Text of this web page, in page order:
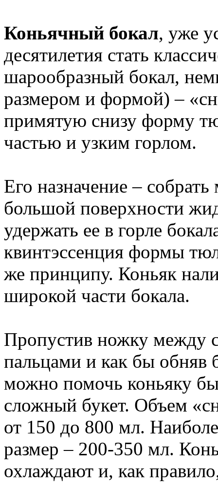
Коньячный бокал, уже
десятилетия стать
шарообразный бокал,
размером и формой) –
примятую снизу форму
частью и узким горлом.
Его назначение –
большой поверхности
удержать ее в горле
квинтэссенция формы
же принципу. Коньяк
широкой части бокала.
Пропустив ножку между
пальцами и как бы обняв
можно помочь коньяку
сложный букет. Объем
от 150 до 800 мл.
размер – 200-350 мл.
охлаждают и, как